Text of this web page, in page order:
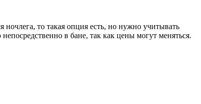
то такая опция есть, но нужно учитывать
в бане, так как цены могут меняться.